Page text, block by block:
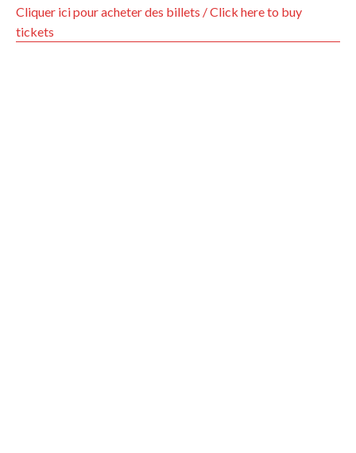
Cliquer ici pour acheter des billets / Click here to buy
tickets